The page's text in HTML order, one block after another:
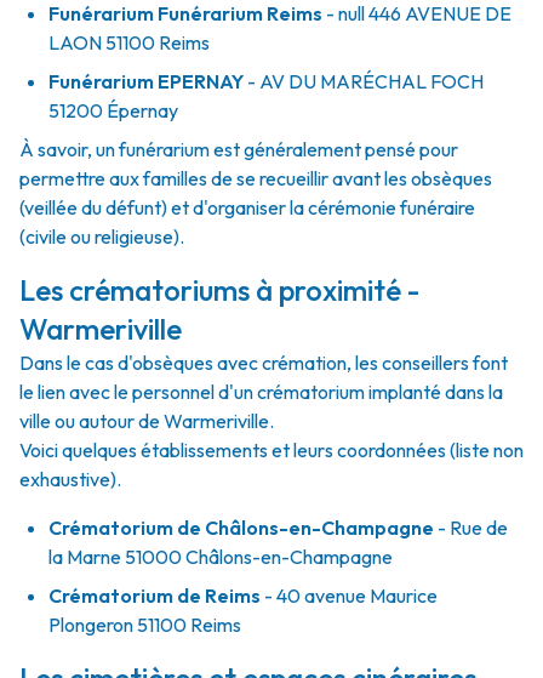
Funérarium Funérarium Reims - null446 AVENUE DE
LAON 51100 Reims
Funérarium EPERNAY - AV DU MARÉCHAL FOCH
51200 Épernay
À savoir, un funérarium est généralement pensé pour
permettre aux familles de se recueillir avant les obsèques
(veillée du défunt) et d'organiser la cérémonie funéraire
(civile ou religieuse).
Les crématoriums à proximité -
Warmeriville
Dans le cas d'obsèques avec crémation, les conseillers font
le lien avec le personnel d'un crématorium implanté dans la
ville ou autour de Warmeriville.
Voici quelques établissements et leurs coordonnées (liste non
exhaustive).
Crématorium de Châlons-en-Champagne - Rue de
la Marne 51000 Châlons-en-Champagne
Crématorium de Reims - 40 avenue Maurice
Plongeron 51100 Reims